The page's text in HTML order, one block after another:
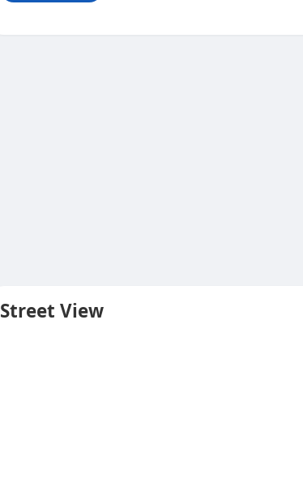
Street View